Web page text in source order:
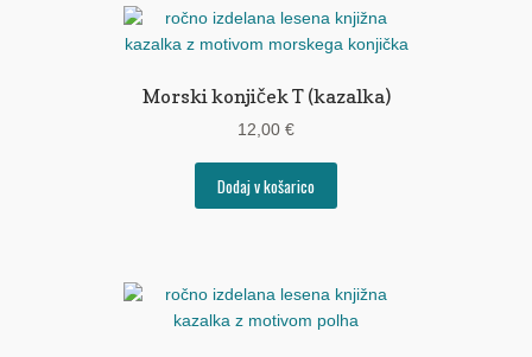
Morski konjiček T (kazalka)
12,00 €
Dodaj v košarico